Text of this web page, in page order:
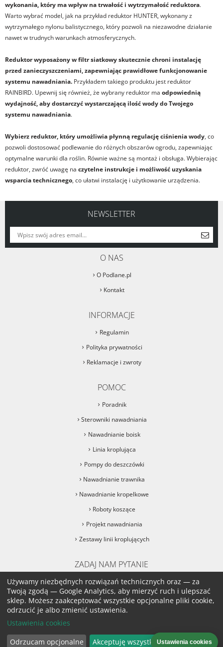
wykonania, który ma wpływ na trwałość i wytrzymałość reduktora.
Warto wybrać model, jak na przykład reduktor HUNTER, wykonany z
wytrzymałego nylonu balistycznego, który pozwoli na niezawodne działanie
nawet w trudnych warunkach atmosferycznych.
Reduktor wyposażony w filtr siatkowy skutecznie chroni instalację
przed zanieczyszczeniami, zapewniając prawidłowe funkcjonowanie
systemu nawadniania. Przykładem takiego produktu jest reduktor
RAINBIRD. Upewnij się również, że wybrany reduktor ma odpowiednią
wydajność, aby dostarczyć wystarczającą ilość wody do Twojego
systemu nawadniania.
Wybierz reduktor, który umożliwia płynną regulację ciśnienia wody, co
pozwoli dostosować podlewanie do różnych obszarów ogrodu, zapewniając
optymalne warunki dla roślin. Równie ważne są montaż i obsługa. Wybierając
reduktor, zwróć uwagę na czytelne instrukcje i możliwość uzyskania
wsparcia technicznego, co ułatwi instalację i użytkowanie urządzenia.
NEWSLETTER
O NAS
O Podlane.pl
Kontakt
INFORMACJE
Regulamin
Polityka prywatności
Reklamacje i zwroty
POMOC
Poradnik
Sterowniki nawadniania
Nawadnianie boisk
Linia kroplująca
Pompy do deszczówki
Nawadnianie trawnika
Nawadnianie kropelkowe
Roboty koszące
Projekt nawadniania
Zestawy linii kroplujących
ZADAJ NAM PYTANIE
sklep@podlane.pl
sklep@podlane.pl
PRZEJDŹ DO DZIAŁU KONTAKT
Używamy niezbędnych rozwiązań technicznych oraz — za
Twoją zgodą — Google Analytics, aby mierzyć ruch i ulepszać
sklep. Możesz zaakceptować wszystkie opcjonalne pliki cookie,
odrzucić je albo zmienić ustawienia.
Ustawienia cookies
Odrzucam opcjonalne Akceptuję wszystkieUstawienia cookies